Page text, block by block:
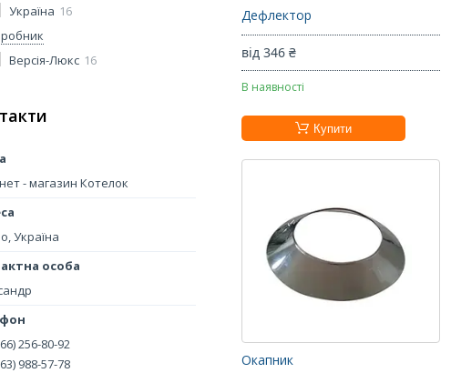
Дефлектор
від 346 ₴
В наявності
Купити
Окапник
Україна 16
Версія-Люкс 16
- магазин Котелок
Україна
256-80-92
988-57-78